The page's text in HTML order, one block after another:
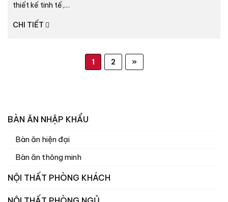
thiết kế tinh tế,…
CHI TIẾT
1 2 »
BÀN ĂN NHẬP KHẨU
Bàn ăn hiện đại
Bàn ăn thông minh
NỘI THẤT PHÒNG KHÁCH